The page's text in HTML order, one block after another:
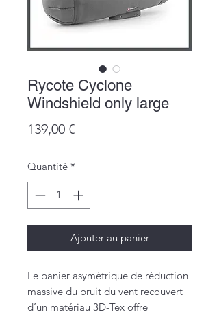
Rycote Cyclone
Windshield only large
139,00 €Prix
Quantité *
Ajouter au panier
Le panier asymétrique de réduction
massive du bruit du vent recouvert
d’un matériau 3D-Tex offre